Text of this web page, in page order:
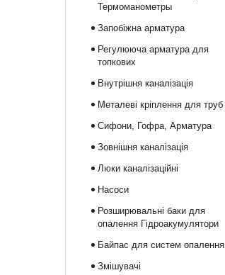
Термоманометры
Запобіжна арматура
Регулююча арматура для
топкових
Внутрішня каналізація
Металеві кріплення для труб
Сифони, Гофра, Арматура
Зовнішня каналізація
Люки каналізаційні
Насоси
Розширювальні баки для
опалення Гідроакумулятори
Байпас для систем опалення
Змішувачі